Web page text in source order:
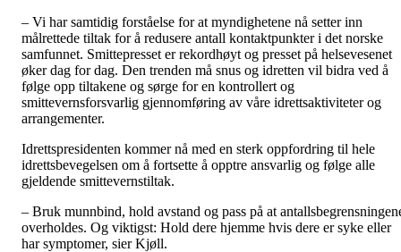
– Vi har samtidig forståelse for at myndighetene nå setter inn
målrettede tiltak for å redusere antall kontaktpunkter i det norske
samfunnet. Smittepresset er rekordhøyt og presset på helsevesenet
øker dag for dag. Den trenden må snus og idretten vil bidra ved å
følge opp tiltakene og sørge for en kontrollert og
smittevernsforsvarlig gjennomføring av våre idrettsaktiviteter og
arrangementer.
Idrettspresidenten kommer nå med en sterk oppfordring til hele
idrettsbevegelsen om å fortsette å opptre ansvarlig og følge alle
gjeldende smittevernstiltak.
– Bruk munnbind, hold avstand og pass på at
overholdes. Og viktigst: Hold dere hjemme hvis dere er syke eller
har symptomer, sier Kjøll.